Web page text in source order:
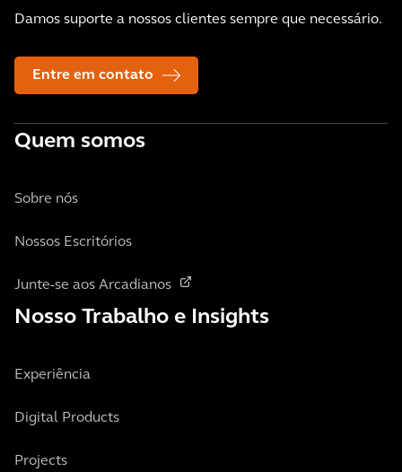
Damos suporte a nossos clientes sempre que necessário.
Entre em contato
Quem somos
Sobre nós
Nossos Escritórios
Junte-se aos Arcadianos
Nosso Trabalho e Insights
Experiência
Digital Products
Projects